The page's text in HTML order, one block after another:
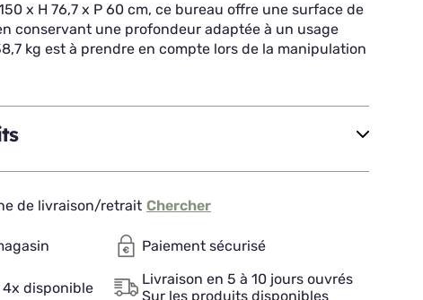
x H 76,7 x P 60 cm, ce bureau offre une surface de
conservant une profondeur adaptée à un usage
kg est à prendre en compte lors de la manipulation
de livraison/retrait Chercher
Paiement sécurisé
4x disponible
Livraison en 5 à 10 jours ouvrés
Sur les produits disponibles